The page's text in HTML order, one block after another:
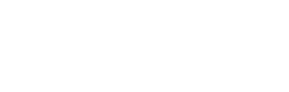
public_html/wp-content/themes/qb/single-shop_recruit.php